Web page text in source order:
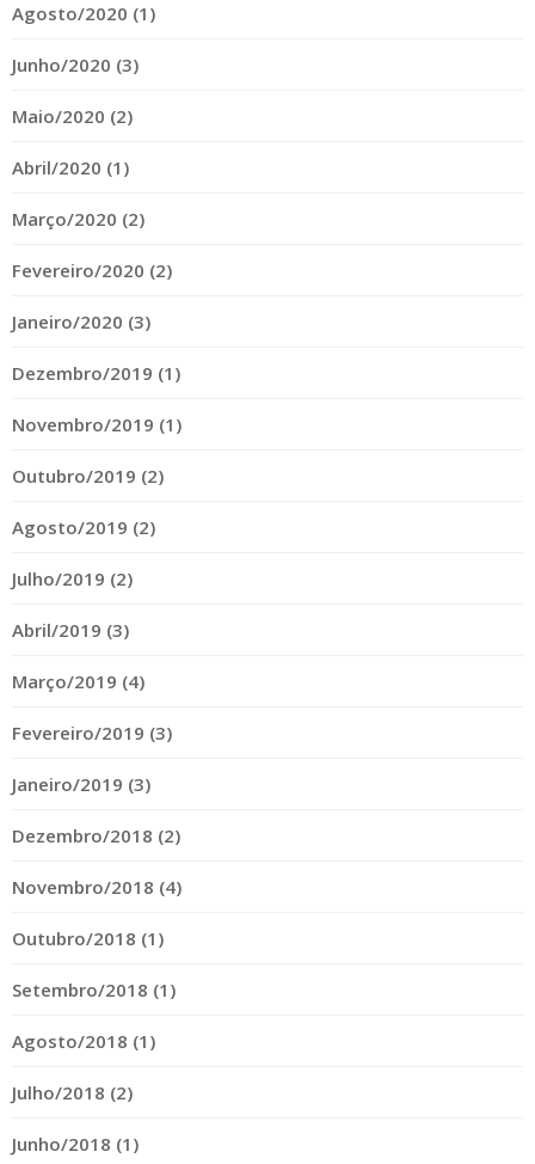
Agosto/2020 (1)
Junho/2020 (3)
Maio/2020 (2)
Abril/2020 (1)
Março/2020 (2)
Fevereiro/2020 (2)
Janeiro/2020 (3)
Dezembro/2019 (1)
Novembro/2019 (1)
Outubro/2019 (2)
Agosto/2019 (2)
Julho/2019 (2)
Abril/2019 (3)
Março/2019 (4)
Fevereiro/2019 (3)
Janeiro/2019 (3)
Dezembro/2018 (2)
Novembro/2018 (4)
Outubro/2018 (1)
Setembro/2018 (1)
Agosto/2018 (1)
Julho/2018 (2)
Junho/2018 (1)